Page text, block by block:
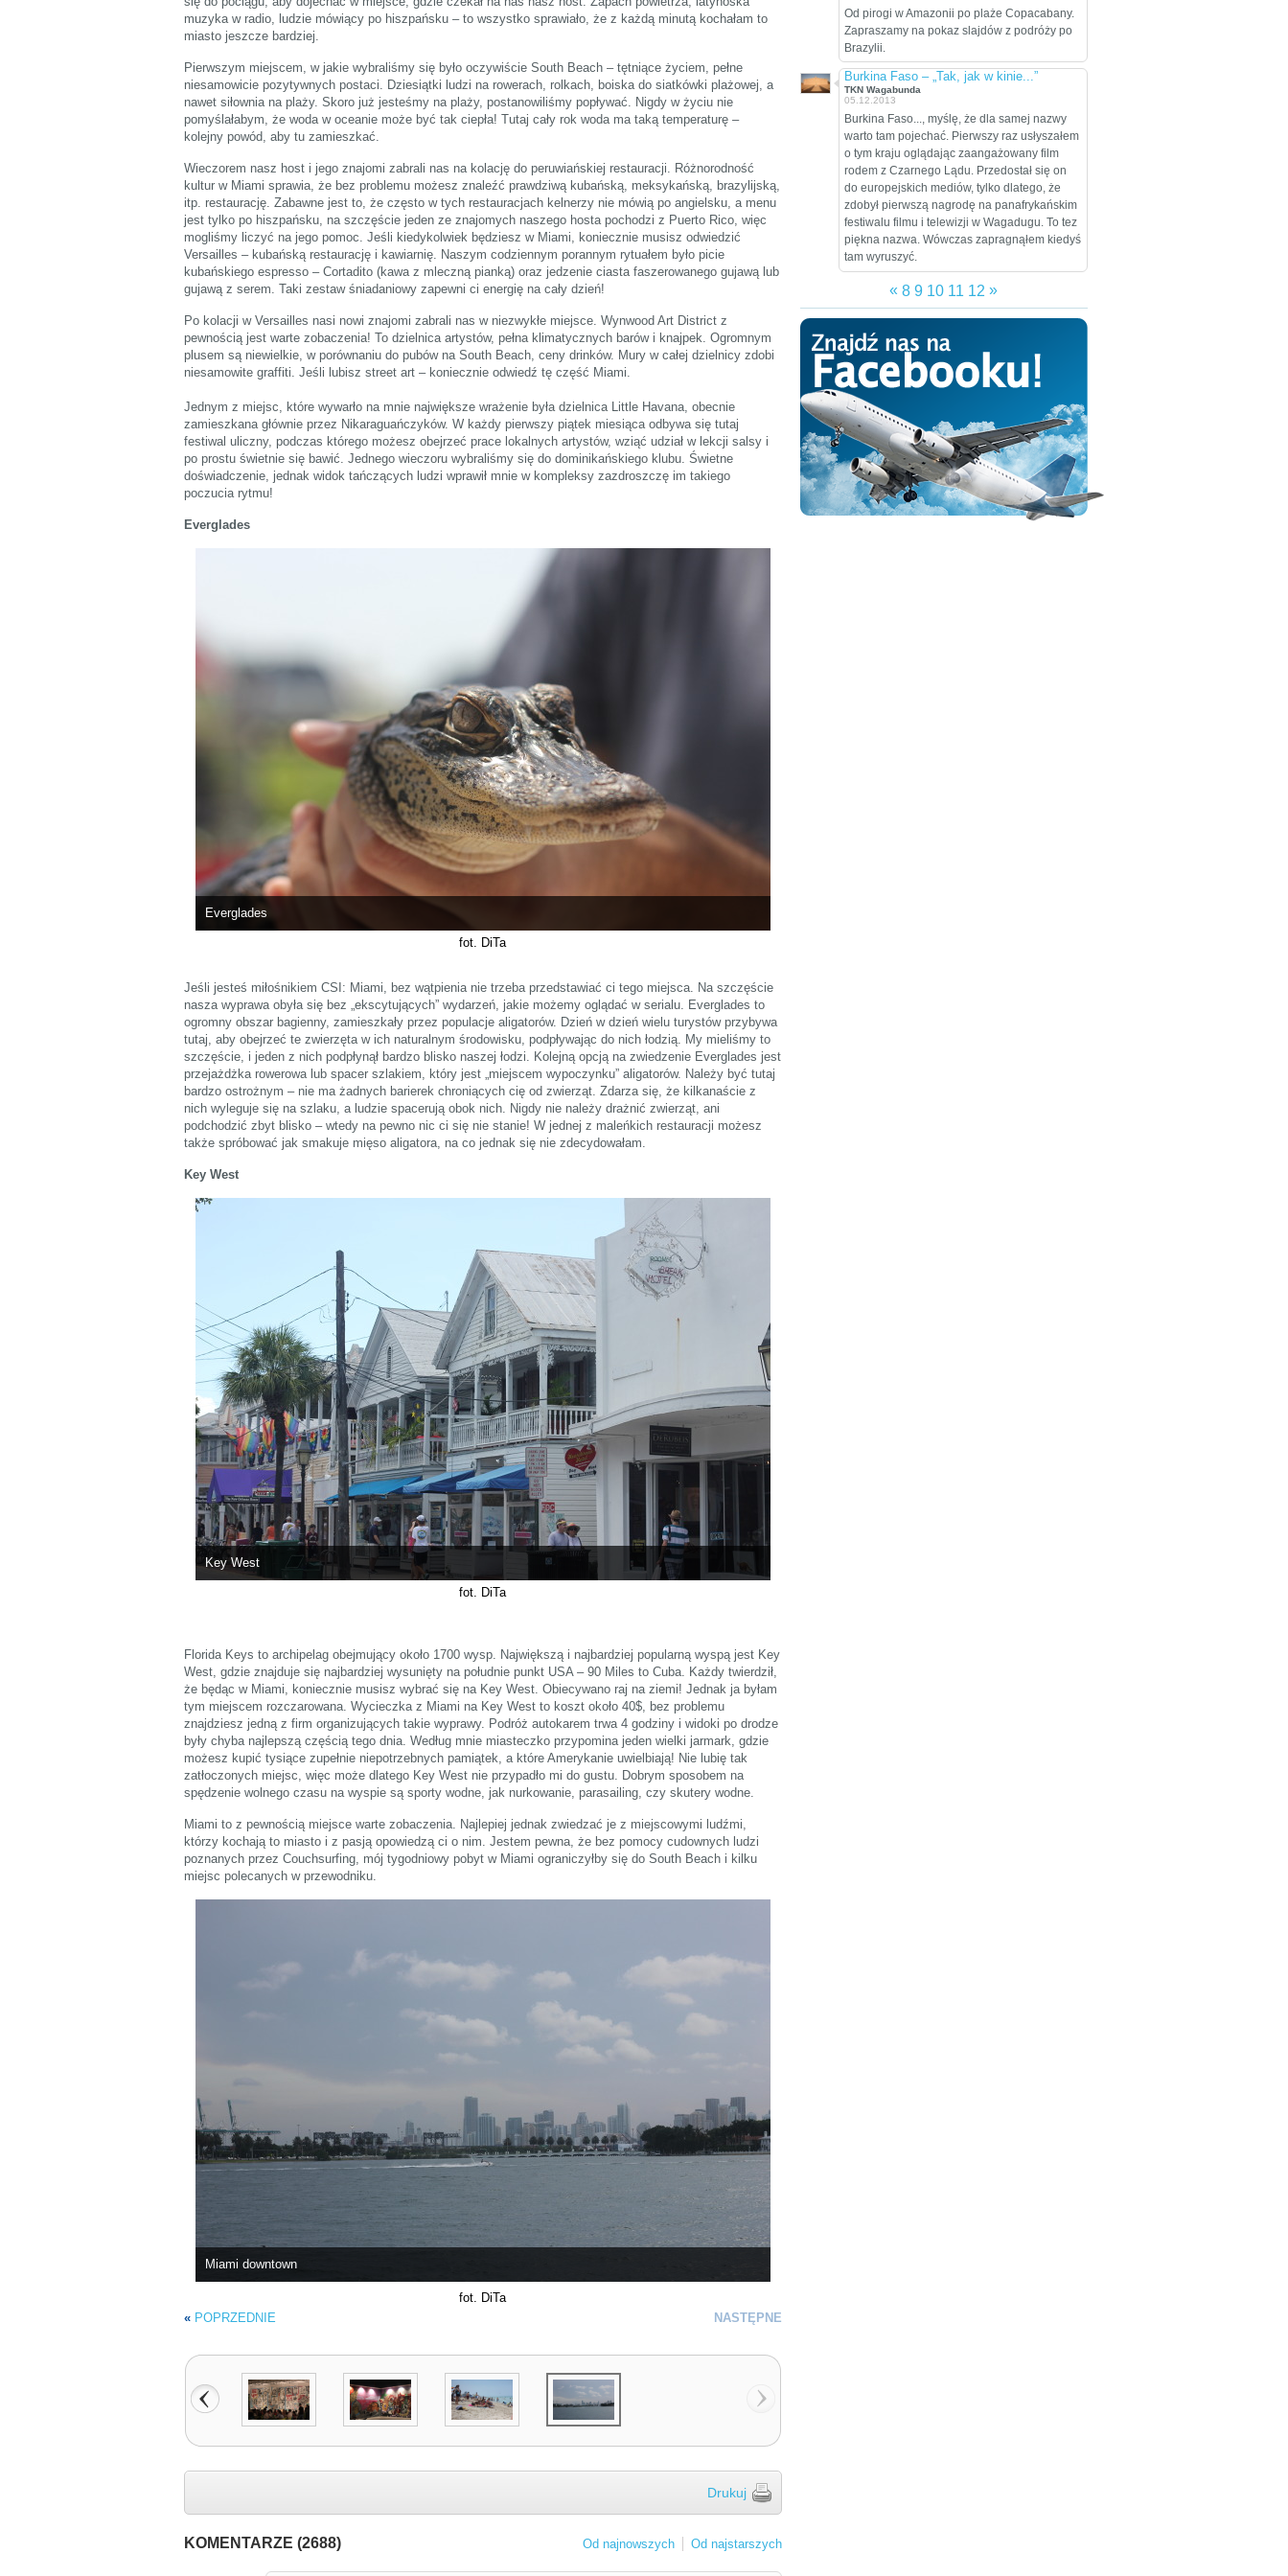
muzyka w radio, ludzie mówiący po hiszpańsku – to wszystko sprawiało, że z każdą minutą kochałam to
miasto jeszcze bardziej.
Pierwszym miejscem, w jakie wybraliśmy się było oczywiście South Beach – tętniące życiem, pełne
niesamowicie pozytywnych postaci. Dziesiątki ludzi na rowerach, rolkach, boiska do siatkówki plażowej, a
nawet siłownia na plaży. Skoro już jesteśmy na plaży, postanowiliśmy popływać. Nigdy w życiu nie
pomyślałabym, że woda w oceanie może być tak ciepła! Tutaj cały rok woda ma taką temperaturę –
kolejny powód, aby tu zamieszkać.
Wieczorem nasz host i jego znajomi zabrali nas na kolację do peruwiańskiej restauracji. Różnorodność
kultur w Miami sprawia, że bez problemu możesz znaleźć prawdziwą kubańską, meksykańską, brazylijską,
itp. restaurację. Zabawne jest to, że często w tych restauracjach kelnerzy nie mówią po angielsku, a menu
jest tylko po hiszpańsku, na szczęście jeden ze znajomych naszego hosta pochodzi z Puerto Rico, więc
mogliśmy liczyć na jego pomoc. Jeśli kiedykolwiek będziesz w Miami, koniecznie musisz odwiedzić
Versailles – kubańską restaurację i kawiarnię. Naszym codziennym porannym rytuałem było picie
kubańskiego espresso – Cortadito (kawa z mleczną pianką) oraz jedzenie ciasta faszerowanego gujawą lub
gujawą z serem. Taki zestaw śniadaniowy zapewni ci energię na cały dzień!
Po kolacji w Versailles nasi nowi znajomi zabrali nas w niezwykłe miejsce. Wynwood Art District z
pewnością jest warte zobaczenia! To dzielnica artystów, pełna klimatycznych barów i knajpek. Ogromnym
plusem są niewielkie, w porównaniu do pubów na South Beach, ceny drinków. Mury w całej dzielnicy zdobi
niesamowite graffiti. Jeśli lubisz street art – koniecznie odwiedź tę część Miami.
Jednym z miejsc, które wywarło na mnie największe wrażenie była dzielnica Little Havana, obecnie
zamieszkana głównie przez Nikaraguańczyków. W każdy pierwszy piątek miesiąca odbywa się tutaj
festiwal uliczny, podczas którego możesz obejrzeć prace lokalnych artystów, wziąć udział w lekcji salsy i
po prostu świetnie się bawić. Jednego wieczoru wybraliśmy się do dominikańskiego klubu. Świetne
doświadczenie, jednak widok tańczących ludzi wprawił mnie w kompleksy zazdroszczę im takiego
poczucia rytmu!
Everglades
Everglades
fot. DiTa
Jeśli jesteś miłośnikiem CSI: Miami, bez wątpienia nie trzeba przedstawiać ci tego miejsca. Na szczęście
nasza wyprawa obyła się bez „ekscytujących” wydarzeń, jakie możemy oglądać w serialu. Everglades to
ogromny obszar bagienny, zamieszkały przez populacje aligatorów. Dzień w dzień wielu turystów przybywa
tutaj, aby obejrzeć te zwierzęta w ich naturalnym środowisku, podpływając do nich łodzią. My mieliśmy to
szczęście, i jeden z nich podpłynął bardzo blisko naszej łodzi. Kolejną opcją na zwiedzenie Everglades jest
przejażdżka rowerowa lub spacer szlakiem, który jest „miejscem wypoczynku” aligatorów. Należy być tutaj
bardzo ostrożnym – nie ma żadnych barierek chroniących cię od zwierząt. Zdarza się, że kilkanaście z
nich wyleguje się na szlaku, a ludzie spacerują obok nich. Nigdy nie należy drażnić zwierząt, ani
podchodzić zbyt blisko – wtedy na pewno nic ci się nie stanie! W jednej z maleńkich restauracji możesz
także spróbować jak smakuje mięso aligatora, na co jednak się nie zdecydowałam.
Key West
Key West
fot. DiTa
Florida Keys to archipelag obejmujący około 1700 wysp. Największą i najbardziej popularną wyspą jest Key
West, gdzie znajduje się najbardziej wysunięty na południe punkt USA – 90 Miles to Cuba. Każdy twierdził,
że będąc w Miami, koniecznie musisz wybrać się na Key West. Obiecywano raj na ziemi! Jednak ja byłam
tym miejscem rozczarowana. Wycieczka z Miami na Key West to koszt około 40$, bez problemu
znajdziesz jedną z firm organizujących takie wyprawy. Podróż autokarem trwa 4 godziny i widoki po drodze
były chyba najlepszą częścią tego dnia. Według mnie miasteczko przypomina jeden wielki jarmark, gdzie
możesz kupić tysiące zupełnie niepotrzebnych pamiątek, a które Amerykanie uwielbiają! Nie lubię tak
zatłoczonych miejsc, więc może dlatego Key West nie przypadło mi do gustu. Dobrym sposobem na
spędzenie wolnego czasu na wyspie są sporty wodne, jak nurkowanie, parasailing, czy skutery wodne.
Miami to z pewnością miejsce warte zobaczenia. Najlepiej jednak zwiedzać je z miejscowymi ludźmi,
którzy kochają to miasto i z pasją opowiedzą ci o nim. Jestem pewna, że bez pomocy cudownych ludzi
poznanych przez Couchsurfing, mój tygodniowy pobyt w Miami ograniczyłby się do South Beach i kilku
miejsc polecanych w przewodniku.
Miami downtown
fot. DiTa
« POPRZEDNIE NASTĘPNE
Drukuj
KOMENTARZE (2688) Od najnowszych Od najstarszych
celem są Stany
Zjednoczone, które
wzdłuż i wszerz w
trakcie dwumiesięcznej
Od pirogi w Amazonii po plaże Copacabany.
Zapraszamy na pokaz slajdów z podróży po
Brazylii.
Burkina Faso – „Tak, jak w kinie...”
TKN Wagabunda
05.12.2013
Burkina Faso..., myślę, że dla samej nazwy
warto tam pojechać. Pierwszy raz usłyszałem
o tym kraju oglądając zaangażowany film
rodem z Czarnego Lądu. Przedostał się on
do europejskich mediów, tylko dlatego, że
zdobył pierwszą nagrodę na panafrykańskim
festiwalu filmu i telewizji w Wagadugu. To tez
piękna nazwa. Wówczas zapragnąłem kiedyś
tam wyruszyć.
« 8 9 10 11 12 »